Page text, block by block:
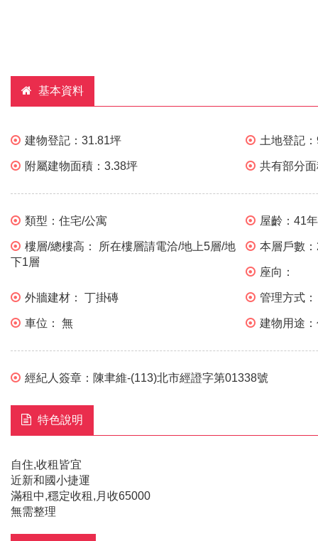
基本資料
建物登記： 31.81坪 土地登記：
附屬建物面積： 3.38坪 共有部分
類型： 住宅/公寓 屋齡：41
樓層/總樓高：
所在樓層請電洽/地上5層/地
下1層
本層戶數：
座向：
外牆建材： 丁掛磚 管理方式：
車位： 無 建物用途：
經紀人簽章： 陳聿維-(113)北市經證字第01338號
特色說明
自住,收租皆宜
近新和國小捷運
滿租中,穩定收租,月收65000
無需整理